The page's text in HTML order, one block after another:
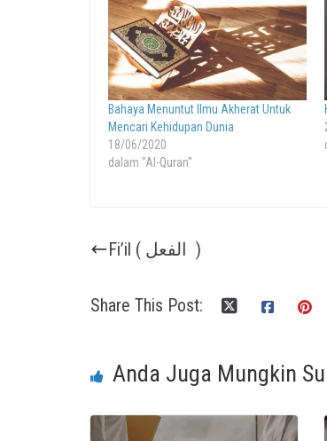
Bahaya Menuntut Ilmu Akherat Untuk
Mencari Kehidupan Dunia
18/06/2020
dalam "Al-Quran"
Fi’il ( الفعل )
Share This Post:
Anda Juga Mungkin